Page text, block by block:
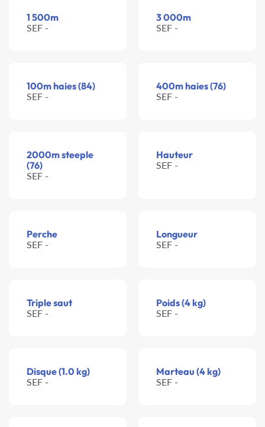
1 500m
SEF -
3 000m
SEF -
100m haies (84)
SEF -
400m haies (76)
SEF -
2000m steeple
(76)
SEF -
Hauteur
SEF -
Perche
SEF -
Longueur
SEF -
Triple saut
SEF -
Poids (4 kg)
SEF -
Disque (1.0 kg)
SEF -
Marteau (4 kg)
SEF -